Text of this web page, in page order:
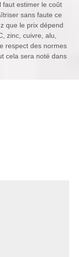
faut estimer le coût
sans faute ce
que le prix dépend
zinc, cuivre, alu,
respect des normes
cela sera noté dans